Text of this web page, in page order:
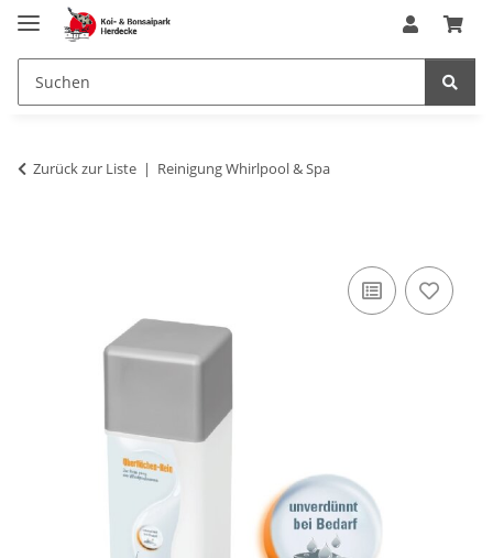
Zurück zur Liste Reinigung Whirlpool & Spa